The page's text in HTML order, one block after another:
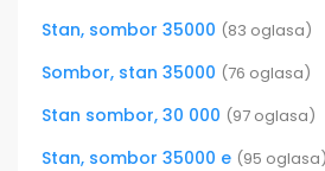
Stan, sombor 35000 (83 oglasa)
Sombor, stan 35000 (76 oglasa)
Stan sombor, 30 000 (97 oglasa)
Stan, sombor 35000 e (95 oglasa)